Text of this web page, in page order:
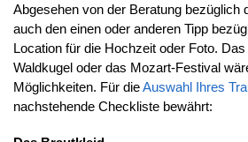
Abgesehen von der Beratung bezüglich
auch den einen oder anderen Tipp
Location für die Hochzeit oder Foto.
Waldkugel oder das Mozart-Festival
Möglichkeiten. Für dieAuswahl Ihres
nachstehende Checkliste bewährt: